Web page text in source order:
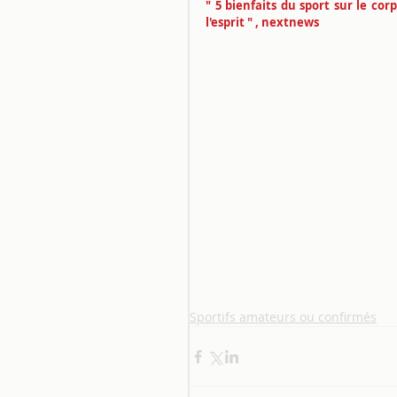
" 5 bienfaits du sport sur le
l'esprit " , nextnews
Sportifs amateurs ou confirmés